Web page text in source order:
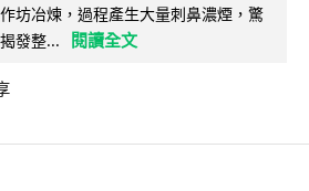
坊冶煉，過程產生大量刺鼻濃煙，驚
發整...
閱讀全文